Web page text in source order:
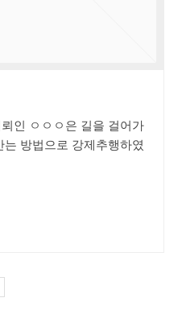
인 ㅇㅇㅇ은 길을 걸어가
방법으로 강제추행하였